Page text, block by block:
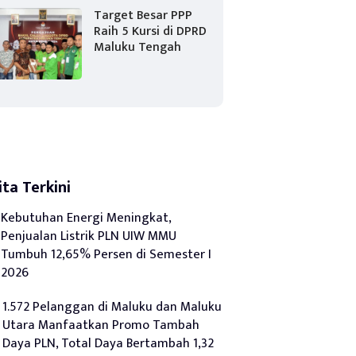
Target Besar PPP
Raih 5 Kursi di DPRD
Maluku Tengah
Terkini
Kebutuhan Energi Meningkat,
Penjualan Listrik PLN UIW MMU
Tumbuh 12,65% Persen di Semester I
2026
1.572 Pelanggan di Maluku dan Maluku
Utara Manfaatkan Promo Tambah
Daya PLN, Total Daya Bertambah 1,32